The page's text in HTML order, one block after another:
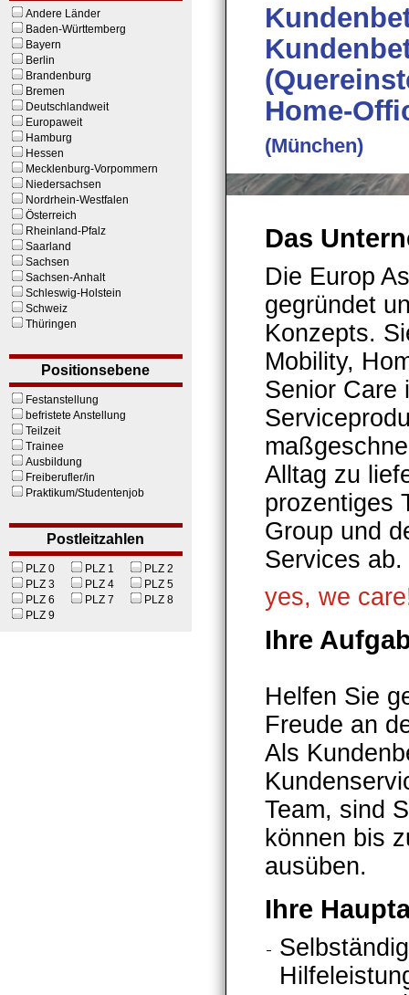
Andere Länder
Baden-Württemberg
Bayern
Berlin
Brandenburg
Bremen
Deutschlandweit
Europaweit
Hamburg
Hessen
Mecklenburg-Vorpommern
Niedersachsen
Nordrhein-Westfalen
Österreich
Rheinland-Pfalz
Saarland
Sachsen
Sachsen-Anhalt
Schleswig-Holstein
Schweiz
Thüringen
Positionsebene
Festanstellung
befristete Anstellung
Teilzeit
Trainee
Ausbildung
Freiberufler/in
Praktikum/Studentenjob
Postleitzahlen
PLZ 0 PLZ 1
PLZ 2
PLZ 3
PLZ 4
PLZ 5
PLZ 6
PLZ 7
PLZ 8
PLZ 9
Home-
(München)
Das
Die Europ
gegründet
Konzepts.
Mobility,
Senior Care
Alltag zu
prozentiges
Group und
Services ab.
yes, we
Ihre
Helfen Sie
Freude an
Als
Team, sind
können bis
ausüben.
Ihre